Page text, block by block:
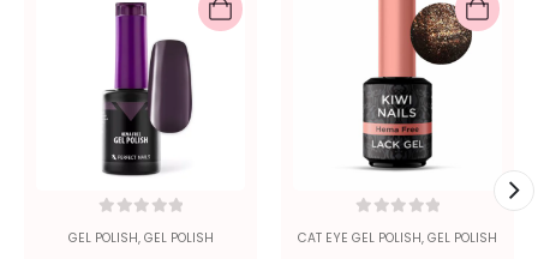
GEL POLISH, GEL POLISH CAT EYE GEL POLISH, GEL POLISH